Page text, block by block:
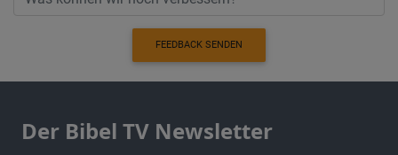
FEEDBACK SENDEN
Der Bibel TV Newsletter